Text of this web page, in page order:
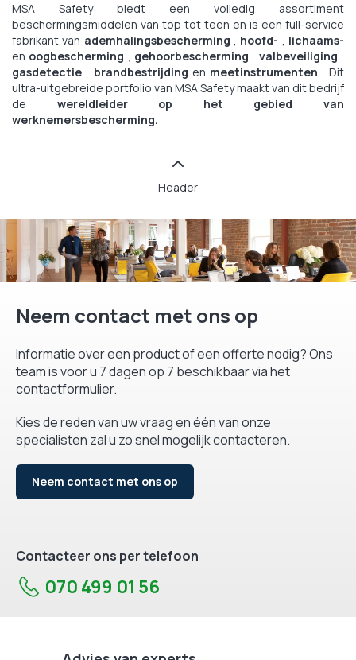
MSA Safety biedt een volledig assortiment
beschermingsmiddelen van top tot teen en is een full-service
fabrikant van ademhalingsbescherming , hoofd- , lichaams-
en oogbescherming , gehoorbescherming , valbeveiliging ,
gasdetectie , brandbestrijding en meetinstrumenten . Dit
ultra-uitgebreide portfolio van MSA Safety maakt van dit bedrijf
de wereldleider op het gebied van
werknemersbescherming.
Header
Neem contact met ons op
Informatie over een product of een offerte nodig? Ons
team is voor u 7 dagen op 7 beschikbaar via het
contactformulier.
Kies de reden van uw vraag en één van onze
specialisten zal u zo snel mogelijk contacteren.
Neem contact met ons op
Contacteer ons per telefoon
070 499 01 56